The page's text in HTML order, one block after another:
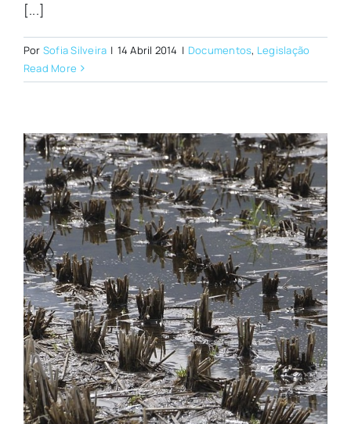
[...]
Por Sofia Silveira | 14 Abril 2014 | Documentos, Legislação
Read More